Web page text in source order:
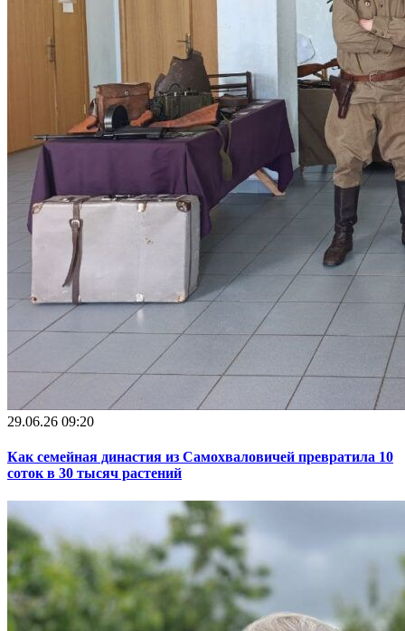
29.06.26 09:20
Как семейная династия из Самохваловичей превратила 10
соток в 30 тысяч растений